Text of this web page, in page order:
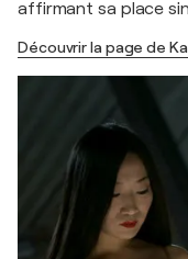
affirmant sa place
Découvrir la page de